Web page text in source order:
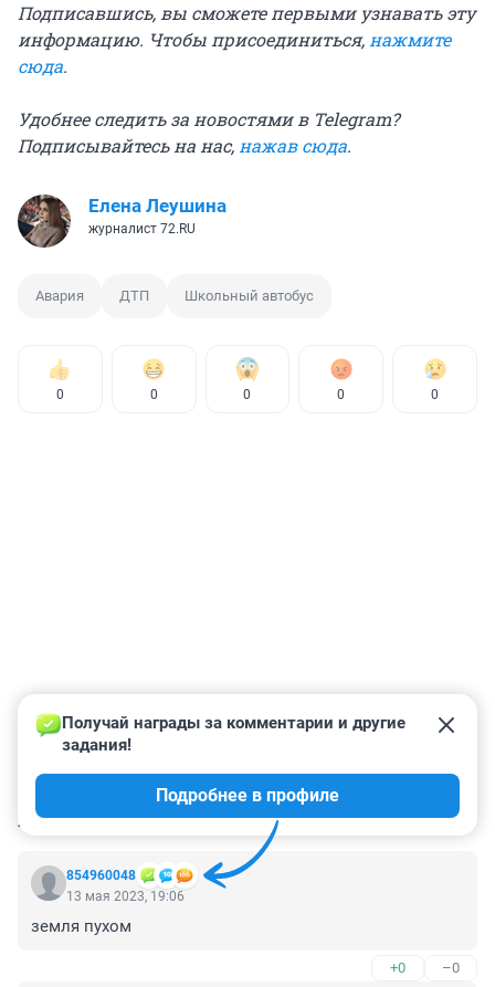
Подписавшись, вы сможете первыми узнавать эту
информацию. Чтобы присоединиться, нажмите
сюда.
Удобнее следить за новостями в Telegram?
Подписывайтесь на нас, нажав сюда.
Елена Леушина
журналист 72.RU
Авария ДТП Школьный автобус
0 0 0 0 0
КОММЕНТАРИИ 17
854960048
Получай награды за комментарии и другие
задания!
Подробнее в профиле
13 мая 2023, 19:06
земля пухом
+0 –0